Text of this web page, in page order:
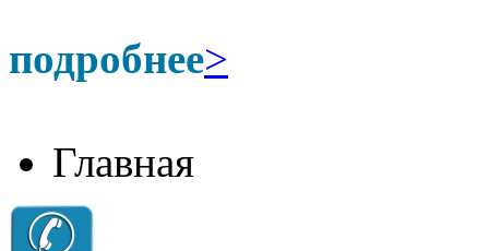
подробнее>
Главная